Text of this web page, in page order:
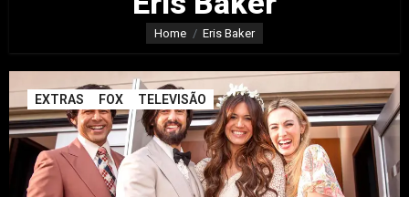
Home Eris Baker
EXTRAS FOX TELEVISÃO